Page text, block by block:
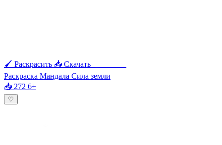
🖌 Раскрасить 📥 Скачать
Раскраска Мандала Сила земли
📥 272 6+
♡